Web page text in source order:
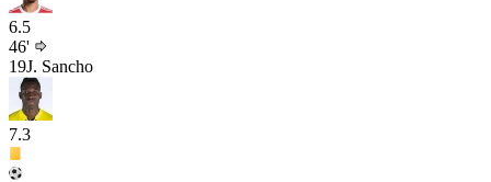
6.5
46'
19J. Sancho
7.3